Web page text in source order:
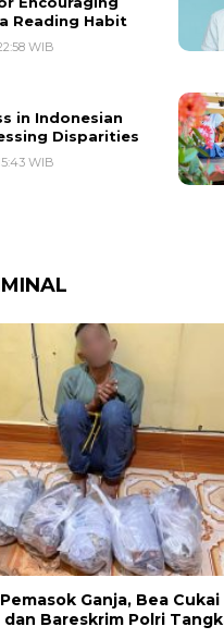
Reading Habit
WIB
in Indonesian
Disparities
WIB
Ganja, Bea Cukai
Bareskrim Polri